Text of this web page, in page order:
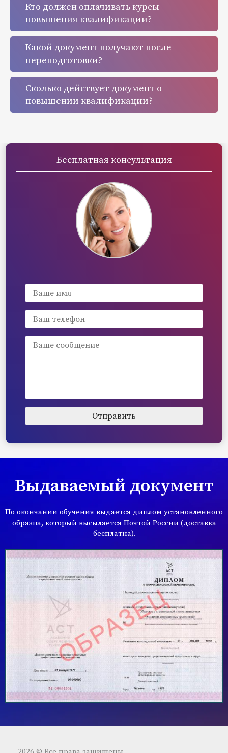
Кто должен оплачивать курсы
повышения квалификации?
Какой документ получают после
переподготовки?
Сколько действует документ о
повышении квалификации?
Бесплатная консультация
Выдаваемый документ
По окончании обучения выдается диплом установленного
образца, который высылается Почтой России (доставка
бесплатна).